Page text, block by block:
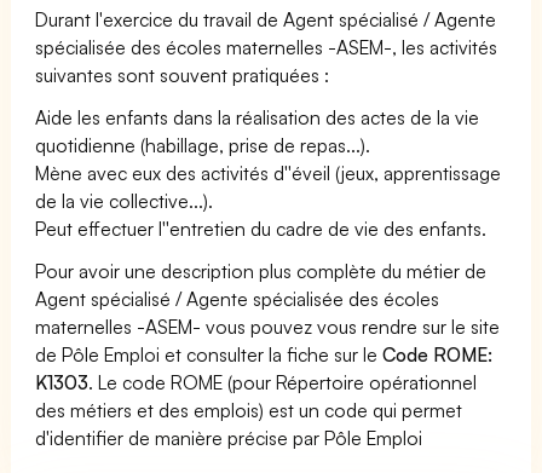
Durant l'exercice du travail de Agent spécialisé / Agente
spécialisée des écoles maternelles -ASEM-, les activités
suivantes sont souvent pratiquées :
Aide les enfants dans la réalisation des actes de la vie
quotidienne (habillage, prise de repas...).
Mène avec eux des activités d''éveil (jeux, apprentissage
de la vie collective...).
Peut effectuer l''entretien du cadre de vie des enfants.
Pour avoir une description plus complète du métier de
Agent spécialisé / Agente spécialisée des écoles
maternelles -ASEM- vous pouvez vous rendre sur le site
de Pôle Emploi et consulter la fiche sur leCode ROME:
K1303. Le code ROME (pour Répertoire opérationnel
des métiers et des emplois) est un code qui permet
d'identifier de manière précise par Pôle Emploi